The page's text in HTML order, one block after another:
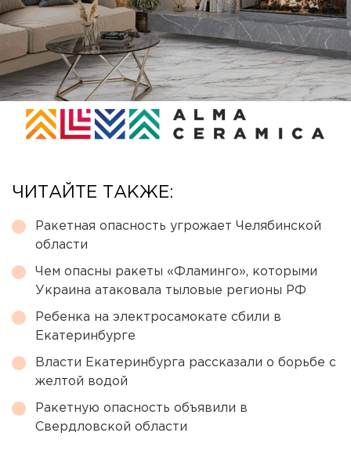
ЧИТАЙТЕ ТАКЖЕ:
Ракетная опасность угрожает Челябинской
области
Чем опасны ракеты «Фламинго», которыми
Украина атаковала тыловые регионы РФ
Ребенка на электросамокате сбили в
Екатеринбурге
Власти Екатеринбурга рассказали о борьбе с
желтой водой
Ракетную опасность объявили в
Свердловской области